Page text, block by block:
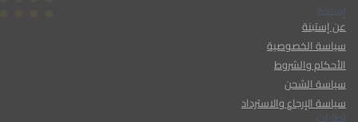
إستبنة
عن إستبنة
سياسة الخصوصية
الأحكام والشروط
سياسة الشحن
سياسة الإرجاع والاسترداد